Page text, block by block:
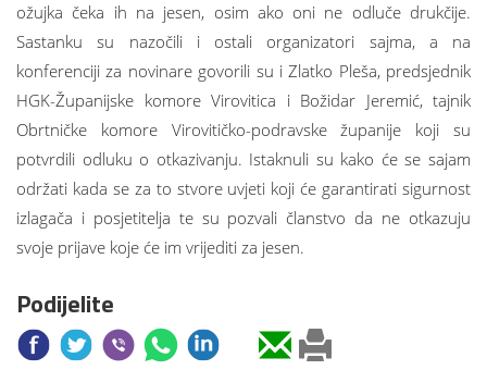
ožujka čeka ih na jesen, osim ako oni ne odluče drukčije.
Sastanku su nazočili i ostali organizatori sajma, a na
konferenciji za novinare govorili su i Zlatko Pleša, predsjednik
HGK-Županijske komore Virovitica i Božidar Jeremić, tajnik
Obrtničke komore Virovitičko-podravske županije koji su
potvrdili odluku o otkazivanju. Istaknuli su kako će se sajam
održati kada se za to stvore uvjeti koji će garantirati sigurnost
izlagača i posjetitelja te su pozvali članstvo da ne otkazuju
svoje prijave koje će im vrijediti za jesen.
Podijelite